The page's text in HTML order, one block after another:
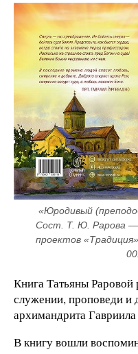
«Юродивый
Сост. Т. Ю. Рарова —
проектов
Книга Татьяны Раровой
служении, проповеди и
архимандрита
В книгу вошли